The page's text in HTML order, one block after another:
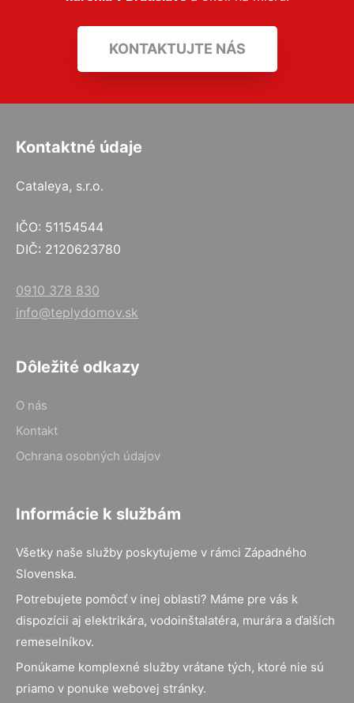
KONTAKTUJTE NÁS
Kontaktné údaje
Cataleya, s.r.o.
IČO: 51154544
DIČ: 2120623780
0910 378 830
info@teplydomov.sk
Dôležité odkazy
O nás
Kontakt
Ochrana osobných údajov
Informácie k službám
Všetky naše služby poskytujeme v rámci Západného
Slovenska.
Potrebujete pomôcť v inej oblasti? Máme pre vás k
dispozícii aj elektrikára, vodoinštalatéra, murára a ďalších
remeselníkov.
Ponúkame komplexné služby vrátane tých, ktoré nie sú
priamo v ponuke webovej stránky.